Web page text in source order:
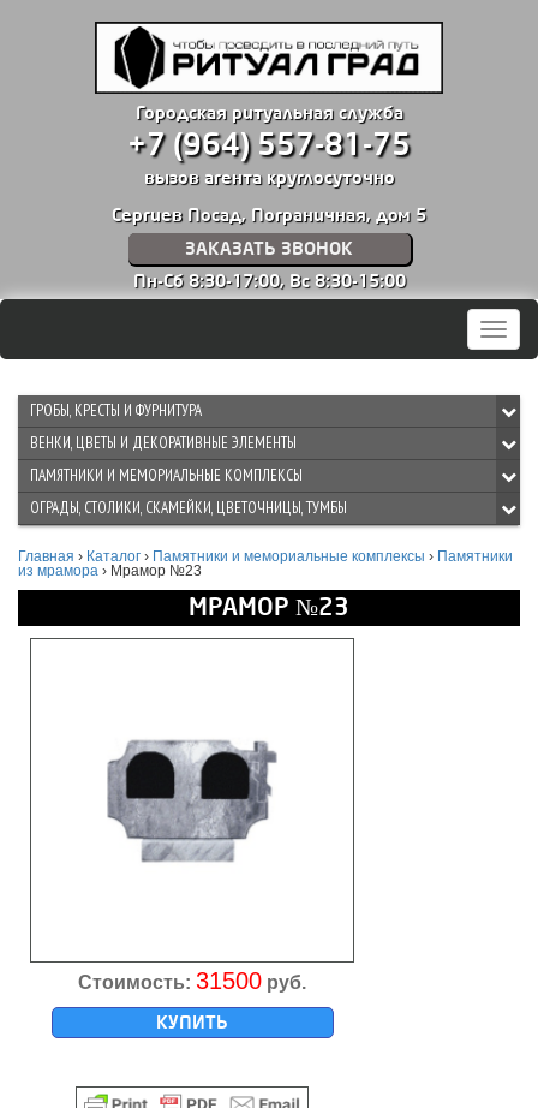
Городская ритуальная служба
+7 (964) 557-81-75
вызов агента круглосуточно
Сергиев Посад, Пограничная, дом 5
ЗАКАЗАТЬ ЗВОНОК
Пн-Сб 8:30-17:00, Вс 8:30-15:00
Меню
ГРОБЫ, КРЕСТЫ И ФУРНИТУРА
ВЕНКИ, ЦВЕТЫ И ДЕКОРАТИВНЫЕ ЭЛЕМЕНТЫ
ПАМЯТНИКИ И МЕМОРИАЛЬНЫЕ КОМПЛЕКСЫ
ОГРАДЫ, СТОЛИКИ, СКАМЕЙКИ, ЦВЕТОЧНИЦЫ, ТУМБЫ
Главная › Каталог › Памятники и мемориальные комплексы › Памятники
из мрамора › Мрамор №23
МРАМОР №23
Стоимость: 31500 руб.
КУПИТЬ